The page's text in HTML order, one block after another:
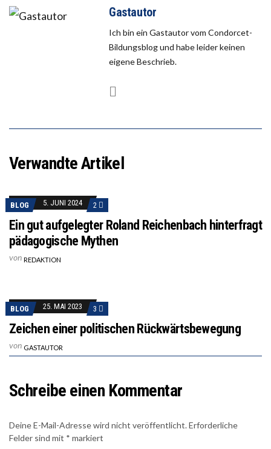
Gastautor
Ich bin ein Gastautor vom Condorcet-
Bildungsblog und habe leider keinen
eigene Beschrieb.
Verwandte Artikel
BLOG 5. JUNI 2024 2
Ein gut aufgelegter Roland Reichenbach hinterfragt
pädagogische Mythen
von REDAKTION
BLOG 25. MAI 2023 3
Zeichen einer politischen Rückwärtsbewegung
von GASTAUTOR
Schreibe einen Kommentar
Deine E-Mail-Adresse wird nicht veröffentlicht.Erforderliche
Felder sind mit * markiert